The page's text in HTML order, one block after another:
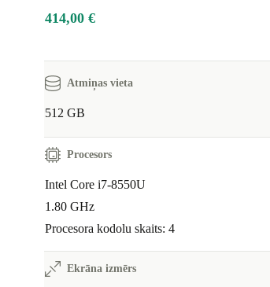
414,00 €
Atmiņas vieta
512 GB
Procesors
Intel Core i7-8550U
1.80 GHz
Procesora kodolu skaits: 4
Ekrāna izmērs